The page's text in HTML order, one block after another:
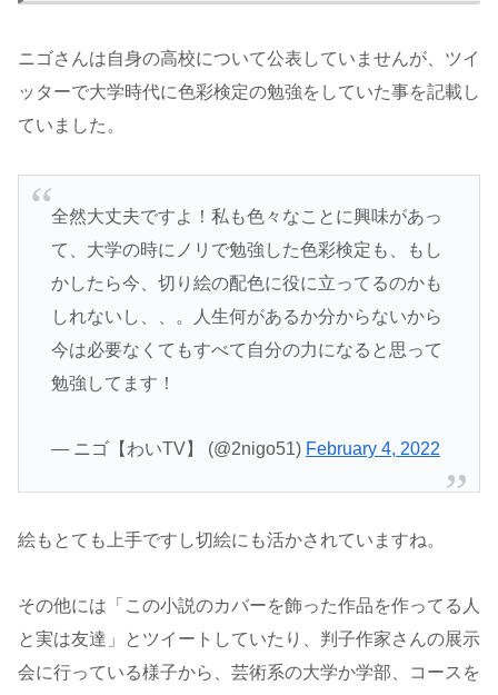
ニゴさんは自身の高校について公表していませんが、ツイ
ッターで大学時代に色彩検定の勉強をしていた事を記載し
ていました。
全然大丈夫ですよ！私も色々なことに興味があっ
て、大学の時にノリで勉強した色彩検定も、もし
かしたら今、切り絵の配色に役に立ってるのかも
しれないし、、。人生何があるか分からないから
今は必要なくてもすべて自分の力になると思って
勉強してます！
— ニゴ【わいTV】 (@2nigo51) February 4, 2022
絵もとても上手ですし切絵にも活かされていますね。
その他には「この小説のカバーを飾った作品を作ってる人
と実は友達」とツイートしていたり、判子作家さんの展示
会に行っている様子から、芸術系の大学か学部、コースを